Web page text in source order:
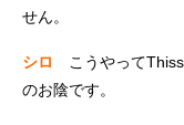
せん。
シロ
こうやって
のお陰です。